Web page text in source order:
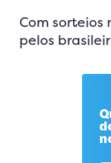
Com
pelos